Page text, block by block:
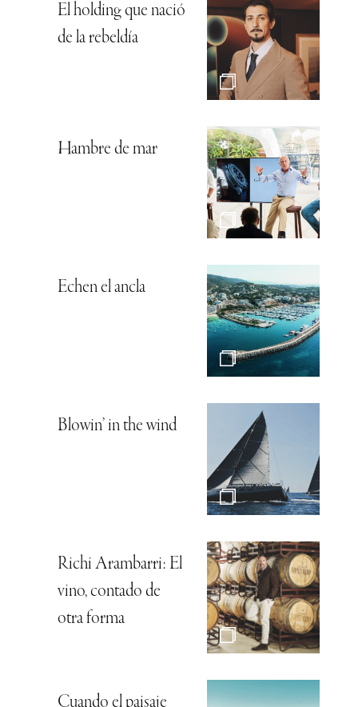
El holding que nació
de la rebeldía
Hambre de mar
Echen el ancla
Blowin’ in the wind
Richi Arambarri: El
vino, contado de
otra forma
Cuando el paisaje